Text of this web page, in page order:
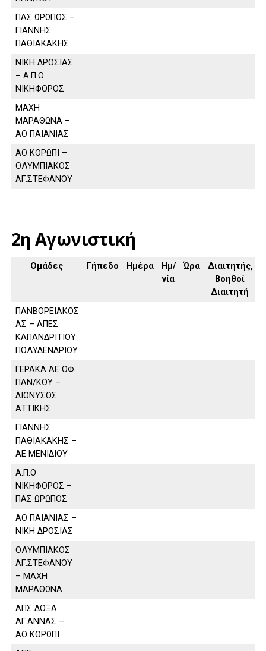
ΠΑΣ ΩΡΩΠΟΣ –
ΓΙΑΝΝΗΣ
ΠΑΘΙΑΚΑΚΗΣ
ΝΙΚΗ ΔΡΟΣΙΑΣ
– Α.Π.Ο
ΝΙΚΗΦΟΡΟΣ
ΜΑΧΗ
ΜΑΡΑΘΩΝΑ –
ΑΟ ΠΑΙΑΝΙΑΣ
ΑΟ ΚΟΡΩΠΙ –
ΟΛΥΜΠΙΑΚΟΣ
ΑΓ.ΣΤΕΦΑΝΟΥ
2η Αγωνιστική
Ομάδες Γήπεδο Ημέρα
Ημ/
νία
Ώρα
Διαιτητής,
Βοηθοί
Διαιτητή
ΠΑΝΒΟΡΕΙΑΚΟΣ
ΑΣ – ΑΠΕΣ
ΚΑΠΑΝΔΡΙΤΙΟΥ
ΠΟΛΥΔΕΝΔΡΙΟΥ
ΓΕΡΑΚΑ ΑΕ ΟΦ
ΠΑΝ/ΚΟΥ –
ΔΙΟΝΥΣΟΣ
ΑΤΤΙΚΗΣ
ΓΙΑΝΝΗΣ
ΠΑΘΙΑΚΑΚΗΣ –
ΑΕ ΜΕΝΙΔΙΟΥ
Α.Π.Ο
ΝΙΚΗΦΟΡΟΣ –
ΠΑΣ ΩΡΩΠΟΣ
ΑΟ ΠΑΙΑΝΙΑΣ –
ΝΙΚΗ ΔΡΟΣΙΑΣ
ΟΛΥΜΠΙΑΚΟΣ
ΑΓ.ΣΤΕΦΑΝΟΥ
– ΜΑΧΗ
ΜΑΡΑΘΩΝΑ
ΑΠΣ ΔΟΞΑ
ΑΓ.ΑΝΝΑΣ –
ΑΟ ΚΟΡΩΠΙ